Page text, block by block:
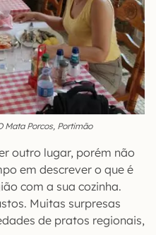
Mata Porcos, Portimão
outro lugar, porém não
em descrever o que é
com a sua cozinha.
Muitas surpresas
de pratos regionais,